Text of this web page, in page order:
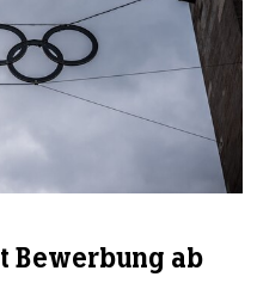
Bewerbung ab